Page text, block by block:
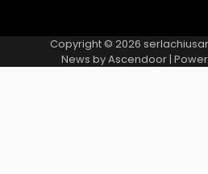
Copyright © 2026
News byAscendoor|